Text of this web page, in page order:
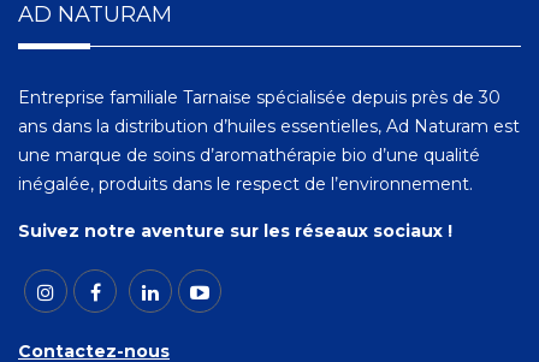
AD NATURAM
Entreprise familiale Tarnaise spécialisée depuis près de 30
ans dans la distribution d’huiles essentielles, Ad Naturam est
une marque de soins d’aromathérapie bio d’une qualité
inégalée, produits dans le respect de l’environnement.
Suivez notre aventure sur les réseaux sociaux !
Contactez-nous